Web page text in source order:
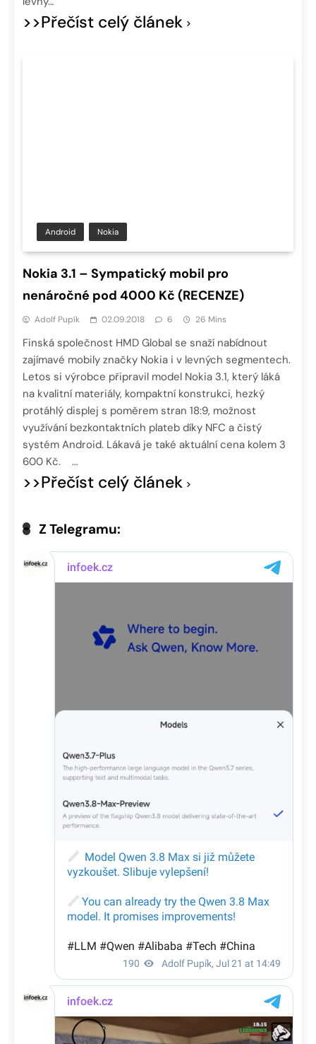
>>Přečíst celý článek
Android Nokia
Nokia 3.1 – Sympatický mobil pro
nenáročné pod 4000 Kč (RECENZE)
Adolf Pupík 02.09.2018 6 26 Mins
Finská společnost HMD Global se snaží nabídnout
zajímavé mobily značky Nokia i v levných segmentech.
Letos si výrobce připravil model Nokia 3.1, který láká
na kvalitní materiály, kompaktní konstrukci, hezký
protáhlý displej s poměrem stran 18:9, možnost
využívání bezkontaktních plateb díky NFC a čistý
systém Android. Lákavá je také aktuální cena kolem 3
600 Kč. …
>>Přečíst celý článek
Z Telegramu: